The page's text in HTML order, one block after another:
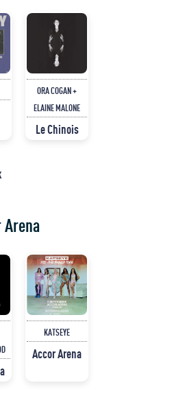
ORA COGAN +
ELAINE MALONE
Le Chinois
Arena
KATSEYE
Accor Arena